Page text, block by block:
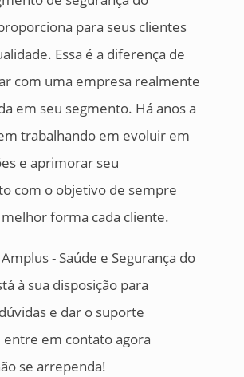
para seus clientes
Essa é a diferença de
com uma empresa realmente
em seu segmento. Há anos a
trabalhando em evoluir em
e aprimorar seu
com o objetivo de sempre
forma cada cliente.
- Saúde e Segurança do
à sua disposição para
e dar o suporte
entre em contato agora
se arrependa!